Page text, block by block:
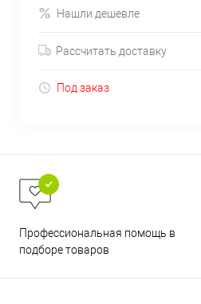
Нашли дешевле
Рассчитать доставку
Под заказ
Профессиональная помощь в
подборе товаров